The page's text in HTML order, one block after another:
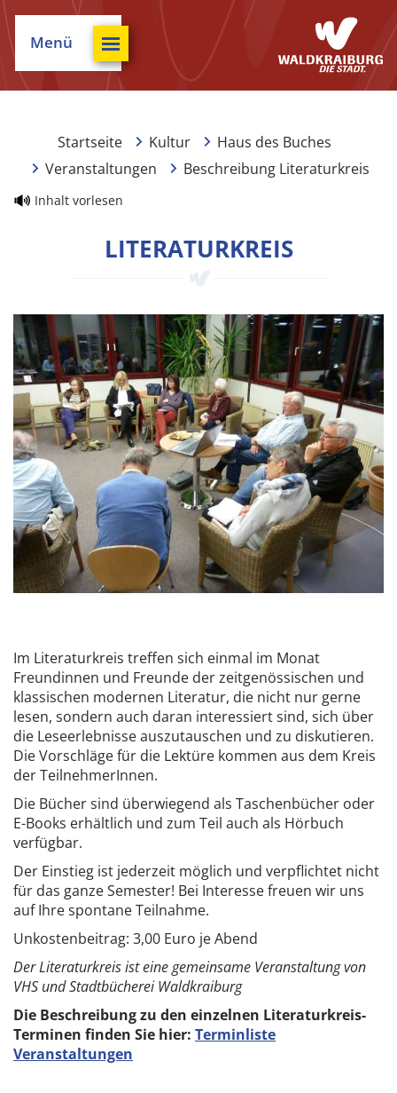
Menü
Startseite Kultur
Haus des Buches
Veranstaltungen
Beschreibung Literaturkreis
Inhalt vorlesen
LITERATURKREIS
Im Literaturkreis treffen sich einmal im Monat
Freundinnen und Freunde der zeitgenössischen und
klassischen modernen Literatur, die nicht nur gerne
lesen, sondern auch daran interessiert sind, sich über
die Leseerlebnisse auszutauschen und zu diskutieren.
Die Vorschläge für die Lektüre kommen aus dem Kreis
der TeilnehmerInnen.
Die Bücher sind überwiegend als Taschenbücher oder
E-Books erhältlich und zum Teil auch als Hörbuch
verfügbar.
Der Einstieg ist jederzeit möglich und verpflichtet nicht
für das ganze Semester! Bei Interesse freuen wir uns
auf Ihre spontane Teilnahme.
Unkostenbeitrag: 3,00 Euro je Abend
Der Literaturkreis ist eine gemeinsame Veranstaltung von
VHS und Stadtbücherei Waldkraiburg
Die Beschreibung zu den einzelnen Literaturkreis-
Terminen finden Sie hier: Terminliste
Veranstaltungen